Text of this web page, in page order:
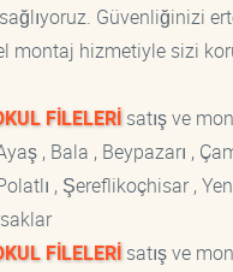
Güvenliğinizi
montaj hizmetiyle sizi
FİLELERİ satış ve
, Bala , Beypazarı ,
, Şereflikoçhisar ,
FİLELERİ satış ve